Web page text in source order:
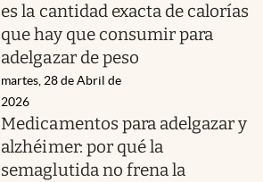
es la cantidad exacta de calorías
que hay que consumir para
adelgazar de peso
martes, 28 de Abril de
2026
Medicamentos para adelgazar y
alzhéimer: por qué la
semaglutida no frena la